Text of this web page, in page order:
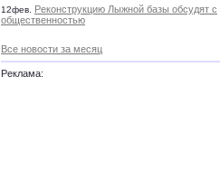
12фев.
Реконструкцию Лыжной базы обсудят с
общественностью
Все новости за месяц
Реклама: